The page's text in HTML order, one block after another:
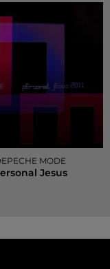
MODE
Jesus